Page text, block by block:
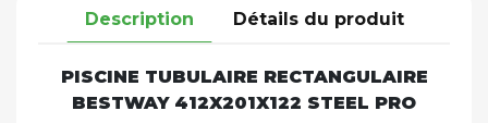
Description Détails du produit
PISCINE TUBULAIRE RECTANGULAIRE
BESTWAY 412X201X122 STEEL PRO